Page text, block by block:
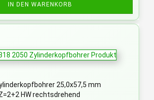
IN DEN WARENKORB
25,0x57,5 mm
HW rechtsdrehend